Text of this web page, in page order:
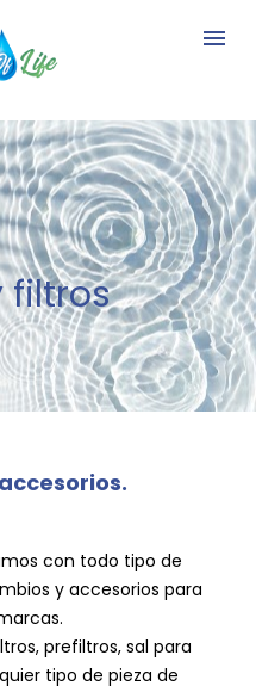
filtros
con todo tipo de
y accesorios para
prefiltros, sal para
tipo de pieza de